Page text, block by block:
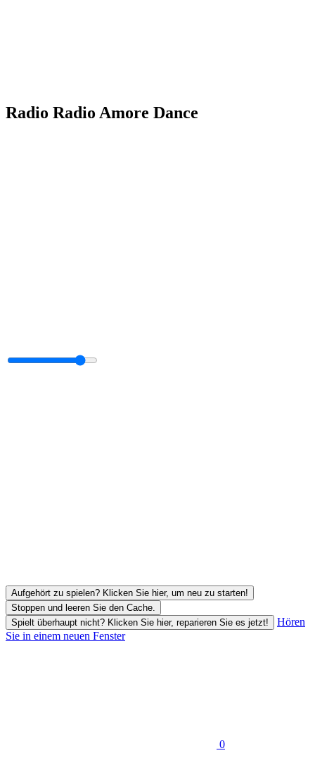
Radio Radio Amore Dance
Aufgehört zu spielen? Klicken Sie hier, um neu zu starten!
Stoppen und leeren Sie den Cache.
Spielt überhaupt nicht? Klicken Sie hier, reparieren Sie es jetzt!
Hören
Sie in einem neuen Fenster
0